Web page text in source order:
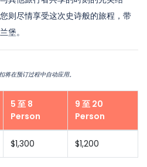
则尽情享受这次史诗般的旅程，带
堡。
在预订过程中自动应用。
5 至 8
Person
9 至 20
Person
$1,300 $1,200